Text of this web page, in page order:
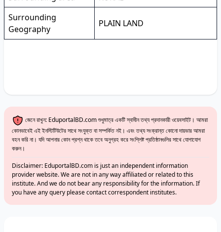
Surrounding
Geography
PLAIN LAND
জেনে রাখুন: EduportalBD.com শুধুমাত্র একটি স্বাধীন তথ্য প্রদানকারী ওয়েবসাইট। আমরা
কোনভাবেই এই ইনস্টিটিউটের সাথে সংযুক্ত বা সম্পর্কিত নই। এবং তথ্য সংক্রান্ত কোনো দায়ভার আমরা
বহন করি না। যদি আপনার কোন প্রশ্ন থাকে তবে অনুগ্রহ করে সংশ্লিষ্ট প্রতিষ্ঠানগুলির সাথে যোগাযোগ
করুন।
Disclaimer: EduportalBD.com is just an independent information
provider website. We are not in any way affiliated or related to this
institute. And we do not bear any responsibility for the information. If
you have any query please contact correspondent institutes.